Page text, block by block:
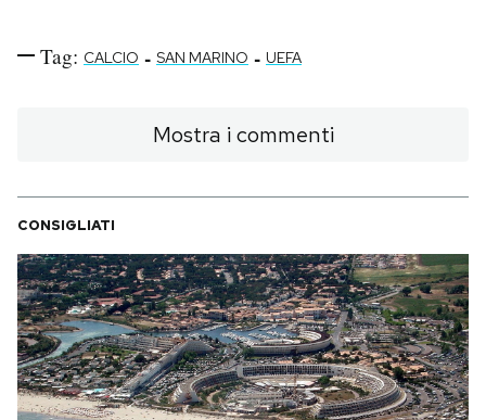
Tag: CALCIO - SAN MARINO - UEFA
Mostra i commenti
CONSIGLIATI